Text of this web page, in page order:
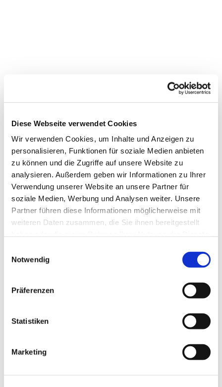
Diese Webseite verwendet Cookies
Wir verwenden Cookies, um Inhalte und Anzeigen zu
personalisieren, Funktionen für soziale Medien anbieten
zu können und die Zugriffe auf unsere Website zu
analysieren. Außerdem geben wir Informationen zu Ihrer
Verwendung unserer Website an unsere Partner für
soziale Medien, Werbung und Analysen weiter. Unsere
Partner führen diese Informationen möglicherweise mit
weiteren Daten zusammen, die Sie ihnen bereitgestellt
Notwendig
Präferenzen
Statistiken
Marketing
Dies könnte Sie auch
interessieren